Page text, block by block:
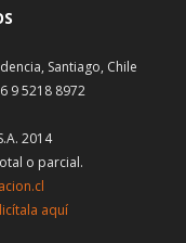
Santiago, Chile
9 5218 8972
2014
o parcial.
aquí